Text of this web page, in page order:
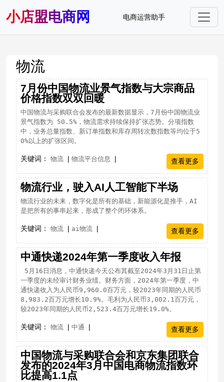
小店盟电商网 电商运营助手
物流
7月份中国物流业景气指数与大宗商品
价格指数双双回暖
中国物流与采购联合会发布的最新数据显示，7月份中国物流业
景气指数为 50.5%，物流需求持续保持扩张态势。分项指数
中，业务总量指数、新订单指数和库存周转次数指数等均位于5
0%以上的扩张区间。
关键词： 物流 | 物流平台信息 | 查看更多
物流行业，驶入AI人工智能下半场
物流行业的未来，数字化是所有的基础，新能源化是推手，AI
是把所有的事串起来，形成了整个闭环体系。
关键词： 物流 | ai物流 | 查看更多
中通快递2024年第一季度收入年报
​ ​5月16日消息，中通快递今天公布其截至2024年3月31日止第
一季度的未经审计财务业绩。财务方面，2024年第一季度，中
通快递收入为人民币9,960.0百万元，较2023年同期的人民币
8,983.2百万元增长10.9%。毛利为人民币3,002.1百万元，
较2023年同期的人民币2,523.4百万元增长19.0%。
关键词： 物流 | 中通 | 查看更多
中国物流与采购联合会和京东集团联合
发布的2024年3月中国电商物流指数环
比提高1.1点